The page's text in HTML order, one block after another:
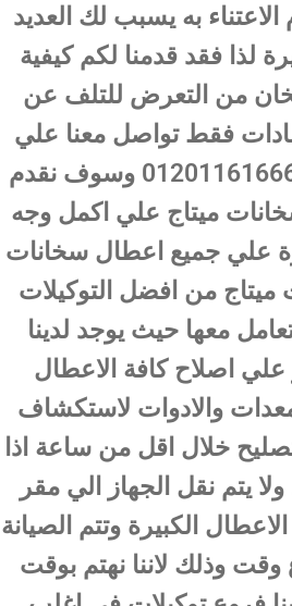
به يسبب لك العديد
لذا فقد قدمنا لكم كيفية
من التعرض للتلف عن
فقط تواصل معنا علي
خدمة صيانة ميتاج 01201161666 وسوف نقدم
ميتاج علي اكمل وجه
علي جميع اعطال سخانات
ميتاج من افضل التوكيلات
معها حيث يوجد لدينا
اصلاح كافة الاعطال
والادوات لاستكشاف
خلال اقل من ساعة اذا
يتم نقل الجهاز الي مقر
الكبيرة وتتم الصيانة
وقت وذلك لاننا نهتم بوقت